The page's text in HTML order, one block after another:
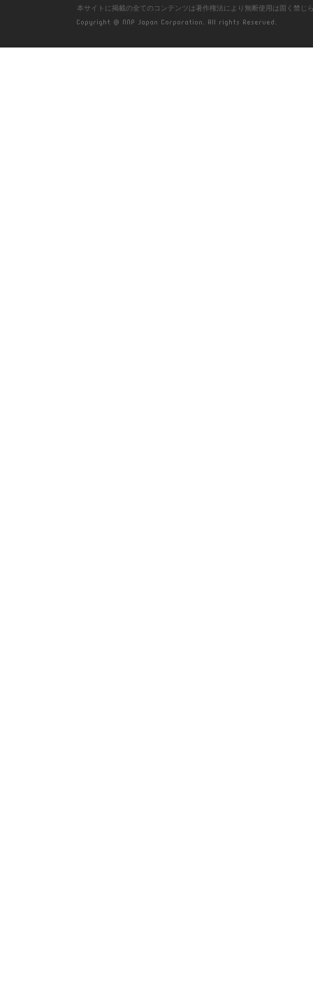
本サイトに掲載の全てのコンテンツは著作権法により無断使用は固く禁じ